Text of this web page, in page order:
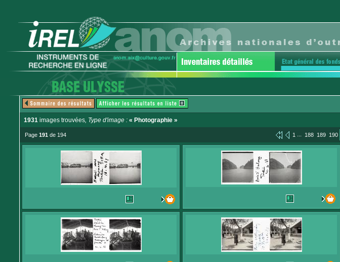
1931 images trouvées, Type d'image : « Photographie »
Page 191 de 194 1 ... 188 189 190